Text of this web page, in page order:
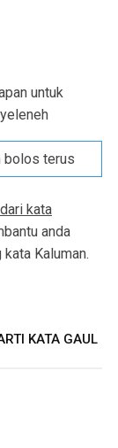
untuk
bolos terus
kata
anda
Kaluman.
KATA GAUL